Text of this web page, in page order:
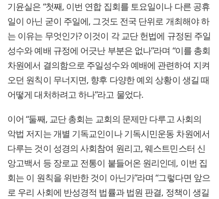
기윤실은 “첫째, 이번 연합 집회를 토요일이나 다른 공휴
일이 아닌 굳이 주일에, 그것도 전국 단위로 개최해야 하
는 이유는 무엇인가? 이것이 각 교단 헌법에 규정된 주일
성수와 예배 규정에 어긋난 부분은 없나”라며 “이를 총회
차원에서 결의함으로 주일성수와 예배에 관련하여 지켜
오던 원칙이 무너지면, 향후 다양한 예외 상황이 생길 때
어떻게 대처하려고 하나”라고 물었다.
이어 “둘째, 교단 총회는 교회의 문제만 다루고 사회의
악법 저지는 개별 기독교인이나 기독시민운동 차원에서
다루는 것이 성경의 사회참여 원리고, 웨스트민스터 신
앙고백서 등 장로교 전통이 붙들어온 원리인데, 이번 집
회는 이 원칙을 위반한 것이 아닌가”라며 “그렇다면 앞으
로 우리 사회에 반성경적 법률과 법원 판결, 정책이 생길